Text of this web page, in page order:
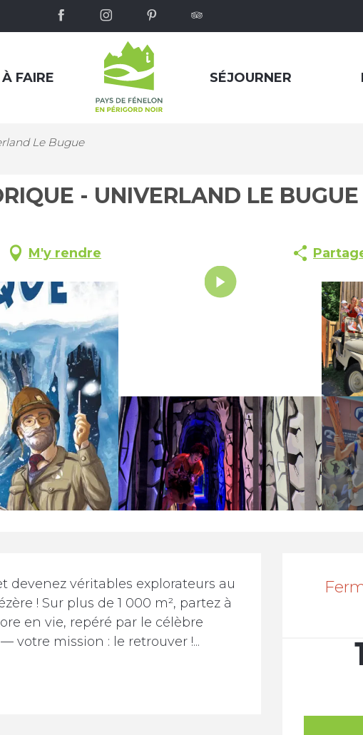
FAIRE SÉJOURNER
Le Bugue
- UNIVERLAND LE BUGUE
M'y rendre
véritables explorateurs au
! Sur plus de 1 000 m², partez à
en vie, repéré par le célèbre
votre mission : le retrouver !...